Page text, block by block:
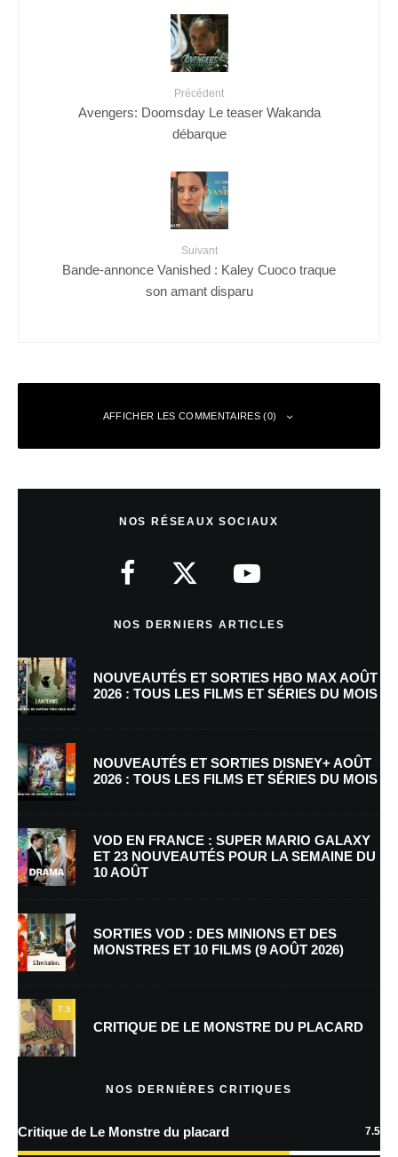
Précédent
Avengers: Doomsday Le teaser Wakanda
débarque
Suivant
Bande-annonce Vanished : Kaley Cuoco traque
son amant disparu
AFFICHER LES COMMENTAIRES (0)
Nom*
E-mail*
Enregistrer mon nom, mon e-mail et mon site dans le navigateur pour
mon prochain commentaire.
Prévenez-moi de tous les nouveaux commentaires par e-mail.
Prévenez-moi de tous les nouveaux articles par e-mail.
En savoir
NOS RÉSEAUX SOCIAUX
NOS DERNIERS ARTICLES
NOUVEAUTÉS ET SORTIES HBO MAX AOÛT
2026 : TOUS LES FILMS ET SÉRIES DU MOIS
NOUVEAUTÉS ET SORTIES DISNEY+ AOÛT
2026 : TOUS LES FILMS ET SÉRIES DU MOIS
VOD EN FRANCE : SUPER MARIO GALAXY
ET 23 NOUVEAUTÉS POUR LA SEMAINE DU
10 AOÛT
SORTIES VOD : DES MINIONS ET DES
MONSTRES ET 10 FILMS (9 AOÛT 2026)
7.5
CRITIQUE DE LE MONSTRE DU PLACARD
NOS DERNIÈRES CRITIQUES
Critique de Le Monstre du placard 7.5